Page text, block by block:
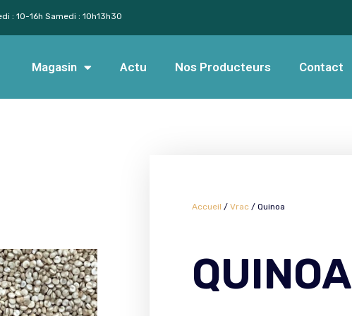
: 10-16h Samedi : 10h13h30
Magasin Actu Nos Producteurs Contact
Accueil / Vrac / Quinoa
QUINOA